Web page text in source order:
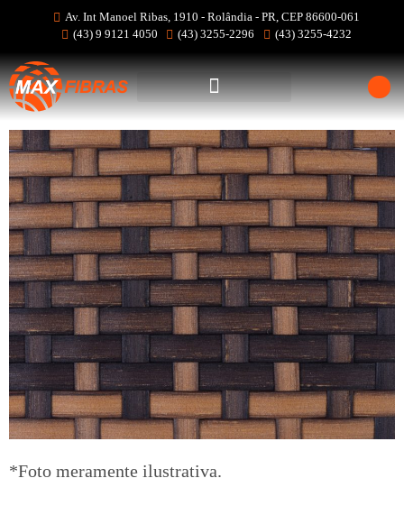
Av. Int Manoel Ribas, 1910 - Rolândia - PR, CEP 86600-061
(43) 9 9121 4050
(43) 3255-2296 (43) 3255-4232
*Foto meramente ilustrativa.